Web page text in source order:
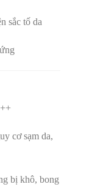
sắc tố da
cơ sạm da,
bị khô, bong